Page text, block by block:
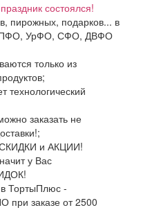
состоялся!
пирожных, подарков... в
УрФО, СФО, ДВФО
только из
технологический
заказать не
СКИДКИ и АКЦИИ!
у Вас
в ТортыПлюс -
при заказе от 2500